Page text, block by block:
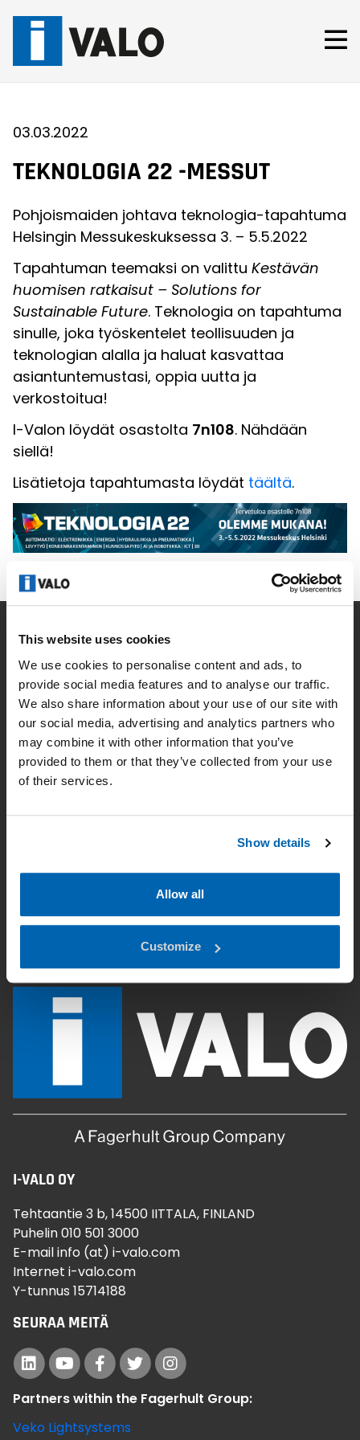
This website uses cookies
We use cookies to personalise content and ads, to
provide social media features and to analyse our traffic.
We also share information about your use of our site with
our social media, advertising and analytics partners who
may combine it with other information that you’ve
provided to them or that they’ve collected from your use
of their services.
Show details
Allow all
Customize
03.03.2022
TEKNOLOGIA 22 -MESSUT
Pohjoismaiden johtava teknologia-tapahtuma
Helsingin Messukeskuksessa 3. – 5.5.2022
Tapahtuman teemaksi on valittu Kestävän
huomisen ratkaisut – Solutions for
Sustainable Future. Teknologia on tapahtuma
sinulle, joka työskentelet teollisuuden ja
teknologian alalla ja haluat kasvattaa
asiantuntemustasi, oppia uutta ja
verkostoitua!
I-Valon löydät osastolta 7n108. Nähdään
siellä!
Lisätietoja tapahtumasta löydät täältä.
Yritys
Uutiset
Yhteystiedot
Tietosuoja
Etusivu
Valaistussuunnittelu
Lataukset
I-VALO OY
Tehtaantie 3 b, 14500 IITTALA, FINLAND
Puhelin 010 501 3000
E-mail info (at) i-valo.com
Internet i-valo.com
Y-tunnus 15714188
SEURAA MEITÄ
Partners within the Fagerhult Group:
Veko Lightsystems